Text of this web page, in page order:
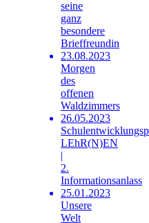
seine
ganz
besondere
Brieffreundin
23.08.2023
Morgen
des
offenen
Waldzimmers
26.05.2023
LEhR(N)EN
|
2.
Informationsanlass
25.01.2023
Unsere
Welt